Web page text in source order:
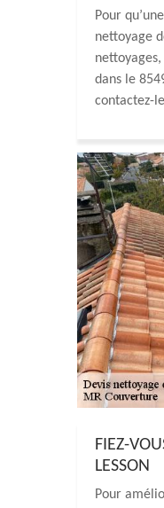
Pour
nettoyage
dans le
contactez-
FIEZ-
LESSON
Pour